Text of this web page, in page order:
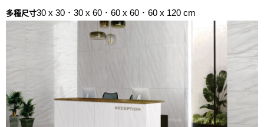
多種尺寸30 x 30．30 x 60．60 x 60．60 x 120 cm